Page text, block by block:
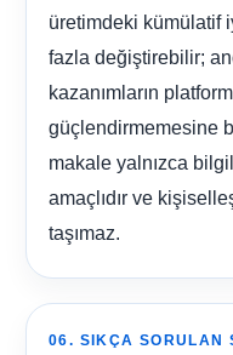
üretimdeki kümülatif
fazla değiştirebilir;
kazanımların
güçlendirmemesine
makale yalnızca
amaçlıdır ve
taşımaz.
06. SIKÇA SORULAN